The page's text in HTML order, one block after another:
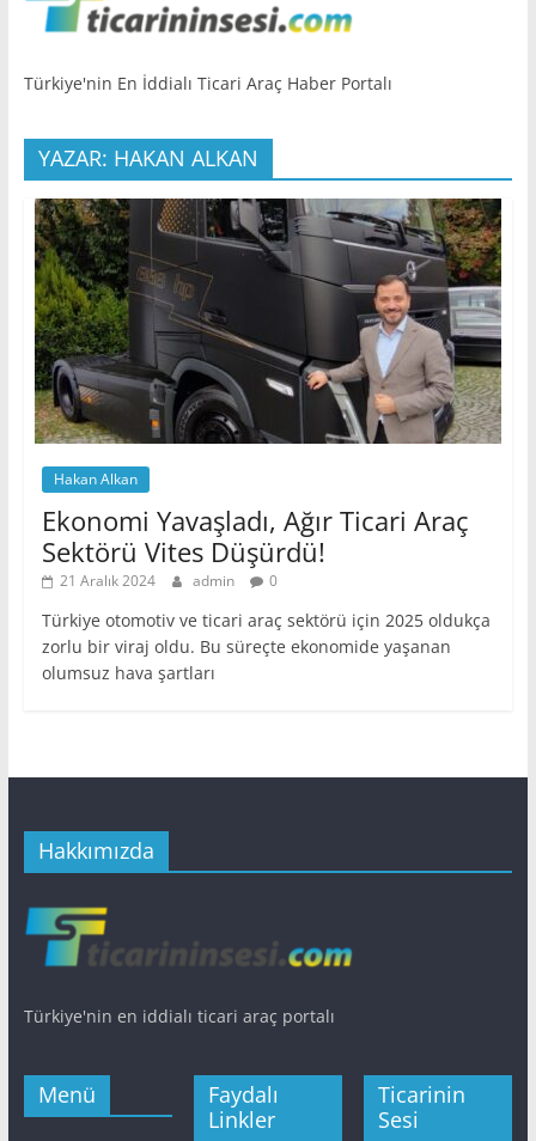
Türkiye'nin En İddialı Ticari Araç Haber Portalı
YAZAR: HAKAN ALKAN
Hakan Alkan
Ekonomi Yavaşladı, Ağır Ticari Araç
Sektörü Vites Düşürdü!
21 Aralık 2024 admin 0
Türkiye otomotiv ve ticari araç sektörü için 2025 oldukça
zorlu bir viraj oldu. Bu süreçte ekonomide yaşanan
olumsuz hava şartları
Hakkımızda
Türkiye'nin en iddialı ticari araç portalı
Menü
Faydalı
Linkler
Ticarinin
Sesi